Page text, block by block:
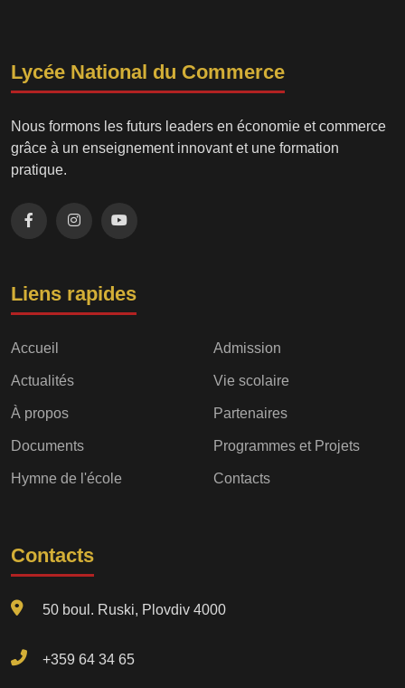
Lycée National du Commerce
Nous formons les futurs leaders en économie et commerce
grâce à un enseignement innovant et une formation
pratique.
Liens rapides
Accueil
Actualités
À propos
Documents
Hymne de l'école
Admission
Vie scolaire
Partenaires
Programmes et Projets
Contacts
Contacts
50 boul. Ruski, Plovdiv 4000
+359 64 34 65